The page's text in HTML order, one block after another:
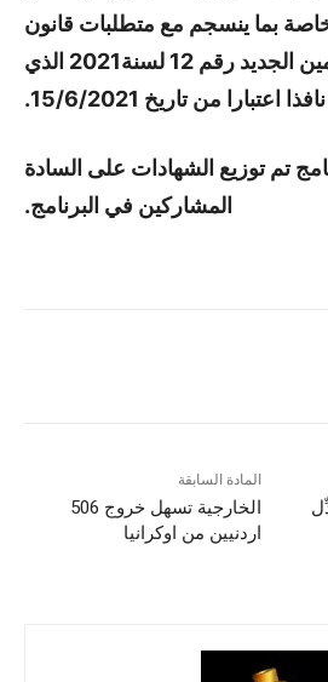
بما ينسجم مع متطلبات قانون
تنظيم أعمال التامين الجديد رقم 12 لسنة2021 الذي
اعتبارا من تاريخ 15/6/2021.
تم توزيع الشهادات على السادة
المشاركين في البرنامج.
المادة السابقة
الخارجية تسهل خروج 506
اردنيين من اوكرانيا